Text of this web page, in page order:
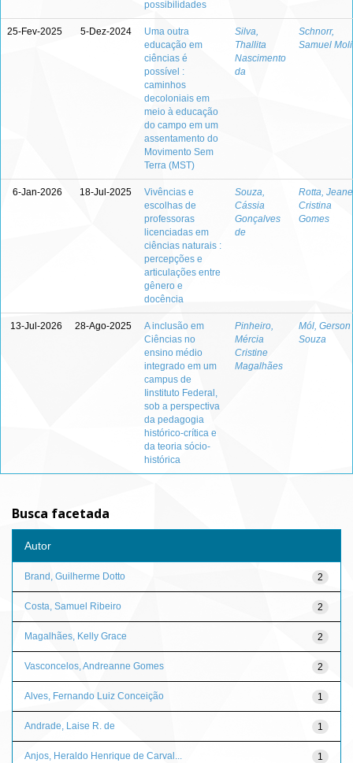
possibilidades
25-Fev-2025 5-Dez-2024
Uma outra
educação em
ciências é
possível :
caminhos
decoloniais em
meio à educação
do campo em um
assentamento do
Movimento Sem
Terra (MST)
Silva,
Thallita
Nascimento
da
Schnorr,
Samuel
6-Jan-2026 18-Jul-2025
Vivências e
escolhas de
professoras
licenciadas em
ciências naturais :
percepções e
articulações entre
gênero e
docência
Souza,
Cássia
Gonçalves
de
Rotta, Jeane
Cristina
Gomes
13-Jul-2026 28-Ago-2025
A inclusão em
Ciências no
ensino médio
integrado em um
campus de
Iinstituto Federal,
sob a perspectiva
da pedagogia
histórico-crítica e
da teoria sócio-
histórica
Pinheiro,
Mércia
Cristine
Magalhães
Mól, Gerson
Souza
Busca facetada
Autor
2
Brand, Guilherme Dotto
2
Costa, Samuel Ribeiro
2
Magalhães, Kelly Grace
2
Vasconcelos, Andreanne Gomes
1
Alves, Fernando Luiz Conceição
1
Andrade, Laise R. de
1
Anjos, Heraldo Henrique de Carval...